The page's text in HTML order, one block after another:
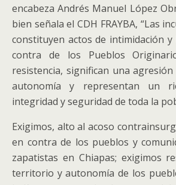
encabeza Andrés Manuel López
bien señala el CDH FRAYBA, “Las
constituyen actos de intimidación
contra de los Pueblos
resistencia, significan una
autonomía y representan un
integridad y seguridad de toda la
Exigimos, alto al acoso
en contra de los pueblos y
zapatistas en Chiapas; exigimos
territorio y autonomía de los